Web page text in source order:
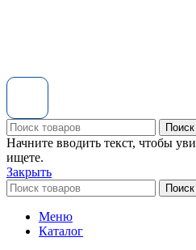
Поиск
Начните вводить текст, чтобы
ищете.
Закрыть
Поиск
Меню
Каталог